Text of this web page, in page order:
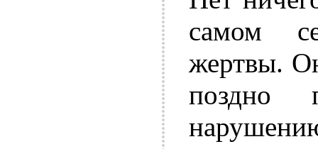
самом
жертвы.
поздно